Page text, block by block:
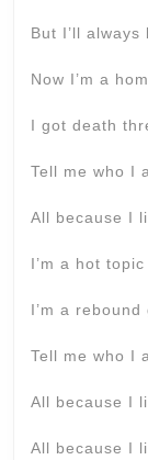
But I’ll
Now I’m a
I got death
Tell me who I
All because I
I’m a hot
I’m a rebound
Tell me who I
All because I
All because I